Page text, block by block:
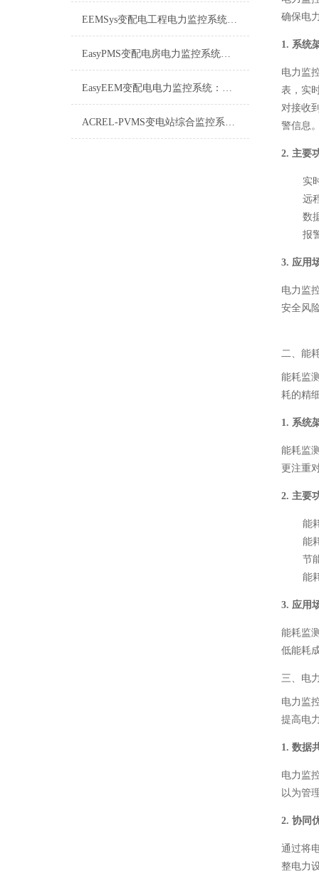
EEMSys变配电工程电力监控系统：保障电网稳定运行的智能中枢
EasyPMS变配电房电力监控系统：守护电网“心脏”的智能卫士
EasyEEM变配电电力监控系统：智能电网的“神经中枢”
ACREL-PVMS变电站综合监控系统详解
确保电
1. 系统
电力监
表，实
对接收
警信息
2. 主要
实
远
数
报
3. 应用
电力监
安全风
二、能
能耗监
耗的精
1. 系统
能耗监
更注重
2. 主要
能
能
节
能
3. 应用
能耗监
低能耗
三、电
电力监
提高电
1. 数据
电力监
以为管
2. 协同
通过将
整电力